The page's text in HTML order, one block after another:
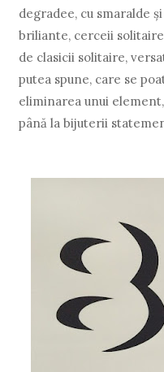
degradee, cu smaralde
briliante, cerceii
de clasicii solitaire,
putea spune, care se
eliminarea unui
până la bijuterii